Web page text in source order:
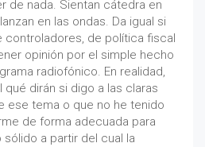
de nada. Sientan cátedra en
en las ondas. Da igual si
controladores, de política fiscal
opinión por el simple hecho
radiofónico. En realidad,
dirán si digo a las claras
ese tema o que no he tenido
de forma adecuada para
a partir del cual la